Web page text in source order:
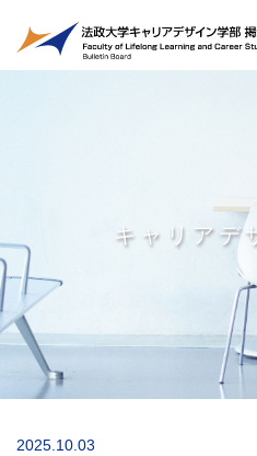
キャリアデ
2025.10.03